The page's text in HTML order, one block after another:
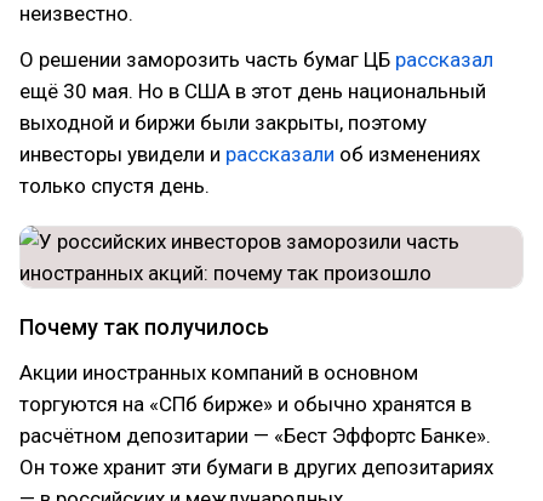
неизвестно.
О решении заморозить часть бумаг ЦБ рассказал
ещё 30 мая. Но в США в этот день национальный
выходной и биржи были закрыты, поэтому
инвесторы увидели и рассказали об изменениях
только спустя день.
Почему так получилось
Акции иностранных компаний в основном
торгуются на «СПб бирже» и обычно хранятся в
расчётном депозитарии — «Бест Эффортс Банке».
Он тоже хранит эти бумаги в других депозитариях